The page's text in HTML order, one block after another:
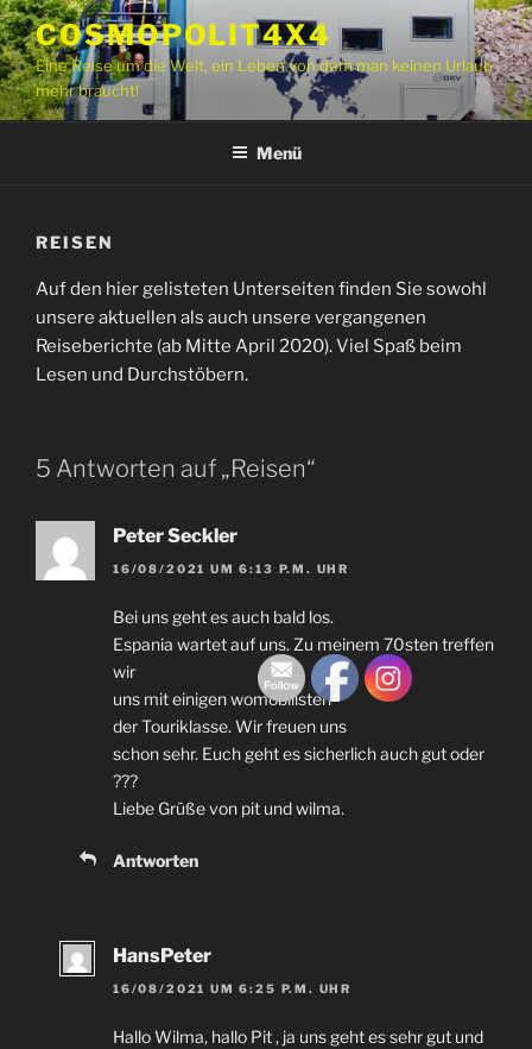
Zum
Inhalt
springen
COSMOPOLIT4X4
Eine Reise um die Welt, ein Leben von dem man keinen Urlaub
mehr braucht!
Menü
REISEN
Auf den hier gelisteten Unterseiten finden Sie sowohl
unsere aktuellen als auch unsere vergangenen
Reiseberichte (ab Mitte April 2020). Viel Spaß beim
Lesen und Durchstöbern.
5 Antworten auf „Reisen“
Peter Seckler
16/08/2021 UM 6:13 P.M. UHR
Bei uns geht es auch bald los.
Espania wartet auf uns. Zu meinem 70sten treffen
wir
uns mit einigen womobilisten
der Touriklasse. Wir freuen uns
schon sehr. Euch geht es sicherlich auch gut oder
???
Liebe Grüße von pit und wilma.
Antworten
HansPeter
16/08/2021 UM 6:25 P.M. UHR
Hallo Wilma, hallo Pit , ja uns geht es sehr gut und